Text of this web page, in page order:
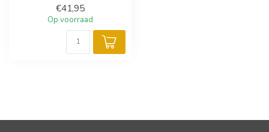
€41,95
Op voorraad